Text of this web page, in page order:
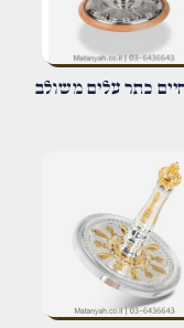
לפעם הבאה שאגיב.
כתר עלים משולב